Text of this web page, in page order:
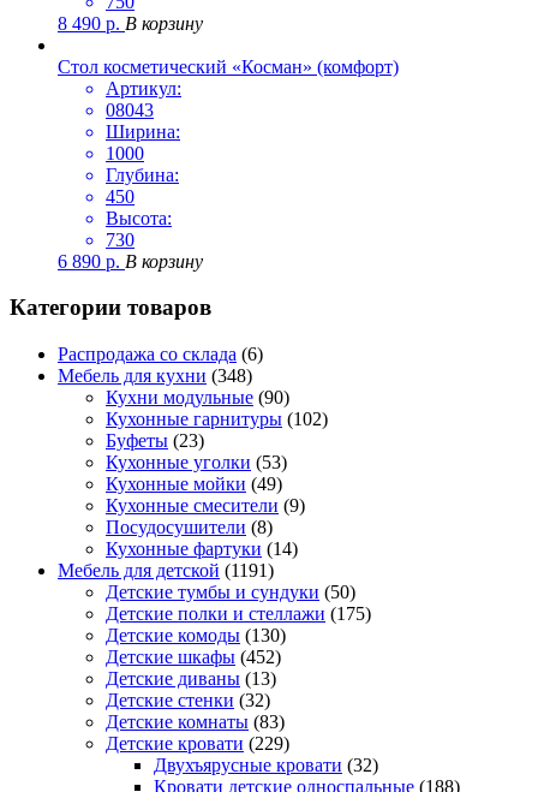
8 490 р. В корзину
Стол косметический «Косман» (комфорт)
Артикул:
08043
Ширина:
1000
Глубина:
450
Высота:
730
6 890 р. В корзину
Категории товаров
Распродажа со склада (6)
Мебель для кухни (348)
Кухни модульные (90)
Кухонные гарнитуры (102)
Буфеты (23)
Кухонные уголки (53)
Кухонные мойки (49)
Кухонные смесители (9)
Посудосушители (8)
Кухонные фартуки (14)
Мебель для детской (1191)
Детские тумбы и сундуки (50)
Детские полки и стеллажи (175)
Детские комоды (130)
Детские шкафы (452)
Детские диваны (13)
Детские стенки (32)
Детские комнаты (83)
Детские кровати (229)
Двухъярусные кровати (32)
Кровати детские односпальные (188)